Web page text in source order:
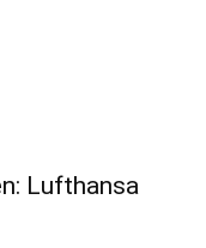
Lufthansa